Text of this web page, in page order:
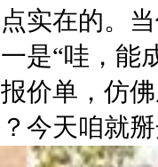
实在的。
是“哇，能
价单，仿
今天咱就